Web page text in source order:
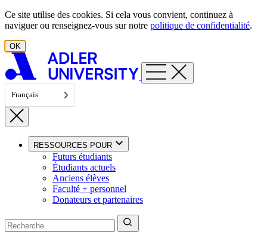
Aller au contenu
Ce site utilise des cookies. Si cela vous convient, continuez à
naviguer ou renseignez-vous sur notre politique de confidentialité.
OK
Français
RESSOURCES POUR
Futurs étudiants
Étudiants actuels
Anciens élèves
Faculté + personnel
Donateurs et partenaires